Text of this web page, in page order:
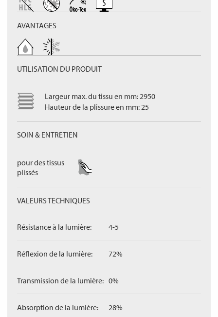
AVANTAGES
UTILISATION DU PRODUIT
Largeur max. du tissu en mm: 2950
Hauteur de la plissure en mm: 25
SOIN & ENTRETIEN
pour des tissus
plissés
VALEURS TECHNIQUES
Résistance à la lumière: 4-5
Réflexion de la lumière: 72%
Transmission de la lumière: 0%
Absorption de la lumière: 28%